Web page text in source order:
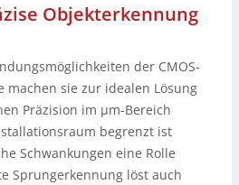
Objekterkennung
der CMOS-
machen sie zur idealen Lösung
Präzision im µm-Bereich
begrenzt ist
Schwankungen eine Rolle
Sprungerkennung löst auch